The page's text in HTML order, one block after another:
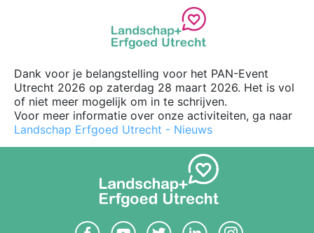
Dank voor je belangstelling voor het PAN-Event
Utrecht 2026 op zaterdag 28 maart 2026. Het is vol
of niet meer mogelijk om in te schrijven.
Voor meer informatie over onze activiteiten, ga naar
Landschap Erfgoed Utrecht - Nieuws